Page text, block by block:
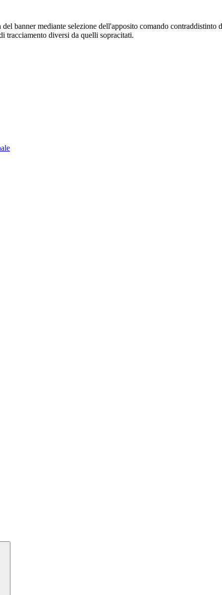
banner mediante selezione dell'apposito comando
tracciamento diversi da quelli sopracitati.